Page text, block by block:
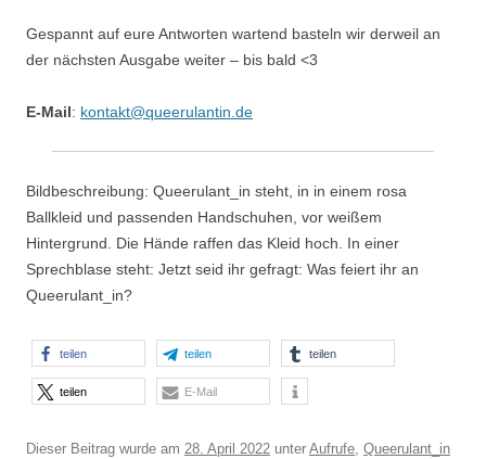
Gespannt auf eure Antworten wartend basteln wir derweil an
der nächsten Ausgabe weiter – bis bald <3
E-Mail: kontakt@queerulantin.de
Bildbeschreibung: Queerulant_in steht, in in einem rosa
Ballkleid und passenden Handschuhen, vor weißem
Hintergrund. Die Hände raffen das Kleid hoch. In einer
Sprechblase steht: Jetzt seid ihr gefragt: Was feiert ihr an
Queerulant_in?
teilen teilen teilen
teilen E-Mail
Dieser Beitrag wurde am 28. April 2022 unter Aufrufe, Queerulant_in